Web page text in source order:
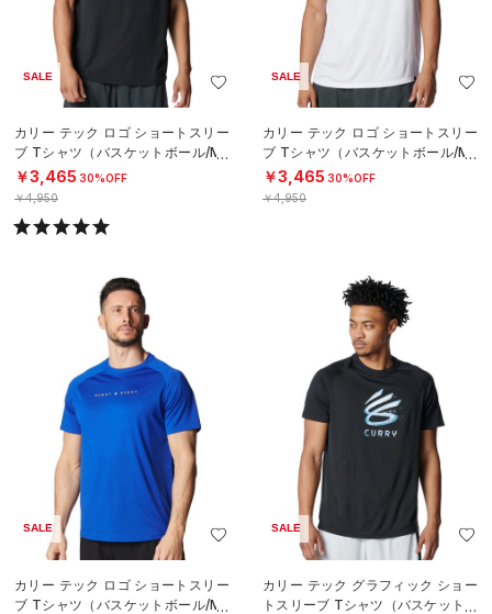
SALE
カリー テック ロゴ ショートスリー
ブ Tシャツ（バスケットボール/ME
N）
￥3,465 30%OFF
￥4,950
SALE
カリー テック ロゴ ショートスリー
ブ Tシャツ（バスケットボール/ME
N）
￥3,465 30%OFF
￥4,950
SALE
カリー テック ロゴ ショートスリー
ブ Tシャツ（バスケットボール/ME
SALE
カリー テック グラフィック ショー
トスリーブ Tシャツ（バスケットボ